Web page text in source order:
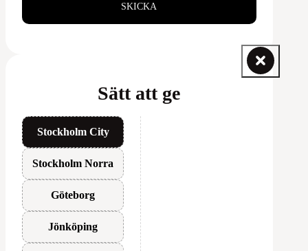
SKICKA
Sätt att ge
Stockholm City
Stockholm Norra
Göteborg
Jönköping